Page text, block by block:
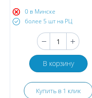
0 в Минске
более 5 шт на РЦ
В корзину
Купить в 1 клик